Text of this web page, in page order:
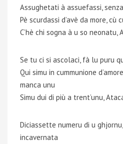
Assughetati à assuefassi,
Pè scurdassi d’avè da more, cù
C’hè chi sogna à u so
Se tu ci si ascolaci, fà lu puru
Qui simu in cummunione
manca unu
Simu dui di più a trent’unu,
Diciassette numeru di u
incavernata